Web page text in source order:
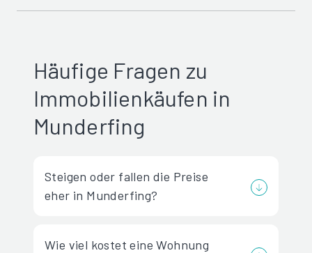
Häufige Fragen zu
Immobilienkäufen in
Munderfing
Steigen oder fallen die Preise
eher in Munderfing?
Wie viel kostet eine Wohnung